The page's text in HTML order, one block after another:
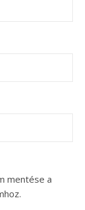
mentése a